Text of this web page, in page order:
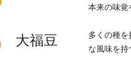
本来の味覚
大福豆
多くの種
な風味を持